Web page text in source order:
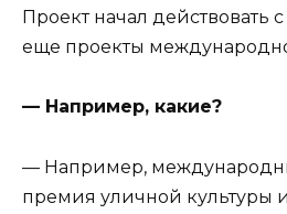
Проект начал действовать
еще проекты
— Например, какие?
— Например,
премия уличной культуры